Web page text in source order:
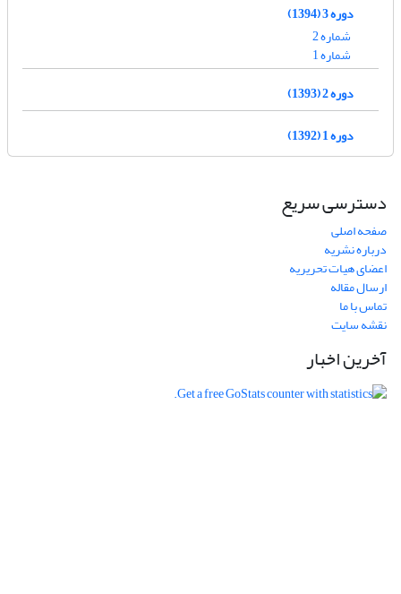
دوره 3 (1394)
شماره 2
شماره 1
دوره 2 (1393)
دوره 1 (1392)
دسترسی سریع
صفحه اصلی
درباره نشریه
اعضای هیات تحریریه
ارسال مقاله
تماس با ما
نقشه سایت
آخرین اخبار